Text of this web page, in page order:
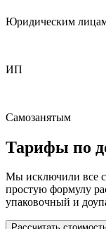
Юридическим
ИП
Самозанятым
Тарифы по
Мы исключили все
простую формулу
упаковочный и